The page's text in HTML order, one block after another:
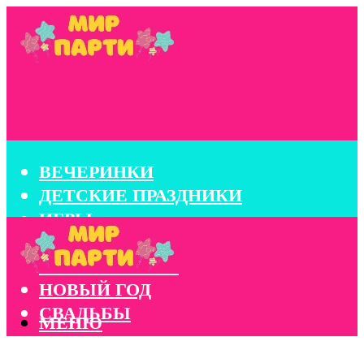
ВЕЧЕРИНКИ
ДЕТСКИЕ ПРАЗДНИКИ
ИГРЫ
КОНКУРСЫ
КОРПОРАТИВЫ
НОВЫЙ ГОД
СВАДЬБЫ
МЕНЮ